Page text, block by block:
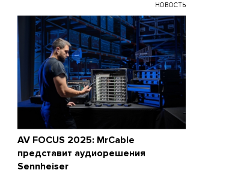
НОВОСТЬ
AV FOCUS 2025: MrCable
представит аудиорешения
Sennheiser